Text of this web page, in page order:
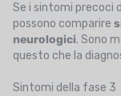
Se i sintomi
possono comparire
neurologici. Sono
questo che la
Sintomi della fase 3